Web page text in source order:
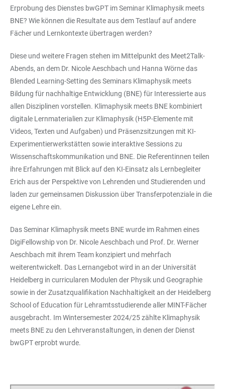
Erprobung des Dienstes bwGPT im Seminar Klimaphysik meets
BNE? Wie können die Resultate aus dem Testlauf auf andere
Fächer und Lernkontexte übertragen werden?
Diese und weitere Fragen stehen im Mittelpunkt des Meet2Talk-
Abends, an dem Dr. Nicole Aeschbach und Hanna Wörne das
Blended Learning-Setting des Seminars Klimaphysik meets
Bildung für nachhaltige Entwicklung (BNE) für Interessierte aus
allen Disziplinen vorstellen. Klimaphysik meets BNE kombiniert
digitale Lernmaterialien zur Klimaphysik (H5P-Elemente mit
Videos, Texten und Aufgaben) und Präsenzsitzungen mit KI-
Experimentierwerkstätten sowie interaktive Sessions zu
Wissenschaftskommunikation und BNE. Die Referentinnen teilen
ihre Erfahrungen mit Blick auf den KI-Einsatz als Lernbegleiter
Erich aus der Perspektive von Lehrenden und Studierenden und
laden zur gemeinsamen Diskussion über Transferpotenziale in die
eigene Lehre ein.
Das Seminar Klimaphysik meets BNE wurde im Rahmen eines
DigiFellowship von Dr. Nicole Aeschbach und Prof. Dr. Werner
Aeschbach mit ihrem Team konzipiert und mehrfach
weiterentwickelt. Das Lernangebot wird in an der Universität
Heidelberg in curricularen Modulen der Physik und Geographie
sowie in der Zusatzqualifikation Nachhaltigkeit an der Heidelberg
School of Education für Lehramtsstudierende aller MINT-Fächer
ausgebracht. Im Wintersemester 2024/25 zählte Klimaphysik
meets BNE zu den Lehrveranstaltungen, in denen der Dienst
bwGPT erprobt wurde.